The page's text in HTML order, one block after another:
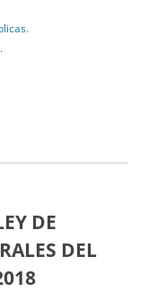
DE
DEL